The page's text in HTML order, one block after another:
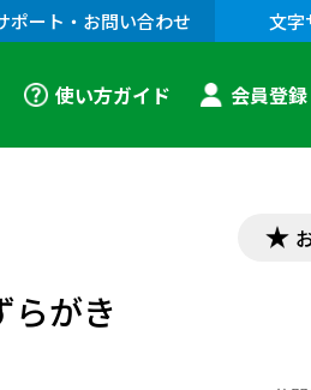
ポート・お問い合わせ 文字
使い方ガイド 会員登録
がき